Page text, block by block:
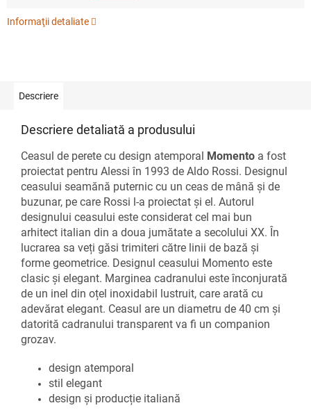
Informaţii detaliate
Descriere
Descriere detaliată a produsului
Ceasul de perete cu design atemporal Momento a fost
proiectat pentru Alessi în 1993 de Aldo Rossi. Designul
ceasului seamănă puternic cu un ceas de mână și de
buzunar, pe care Rossi l-a proiectat și el. Autorul
designului ceasului este considerat cel mai bun
arhitect italian din a doua jumătate a secolului XX. În
lucrarea sa veți găsi trimiteri către linii de bază și
forme geometrice. Designul ceasului Momento este
clasic și elegant. Marginea cadranului este înconjurată
de un inel din oțel inoxidabil lustruit, care arată cu
adevărat elegant. Ceasul are un diametru de 40 cm și
datorită cadranului transparent va fi un companion
grozav.
design atemporal
stil elegant
design și producție italiană